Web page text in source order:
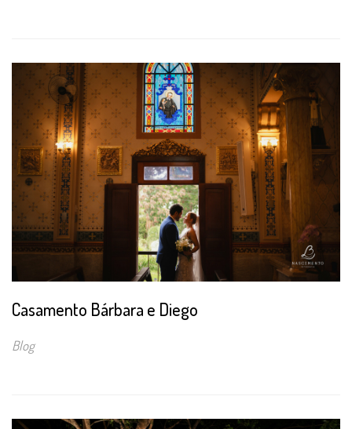
Casamento Bárbara e Diego
Blog